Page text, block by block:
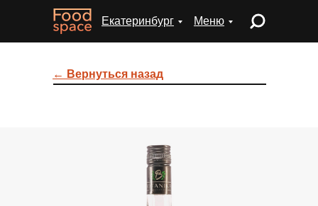
← Вернуться назад
Меню
Екатеринбург